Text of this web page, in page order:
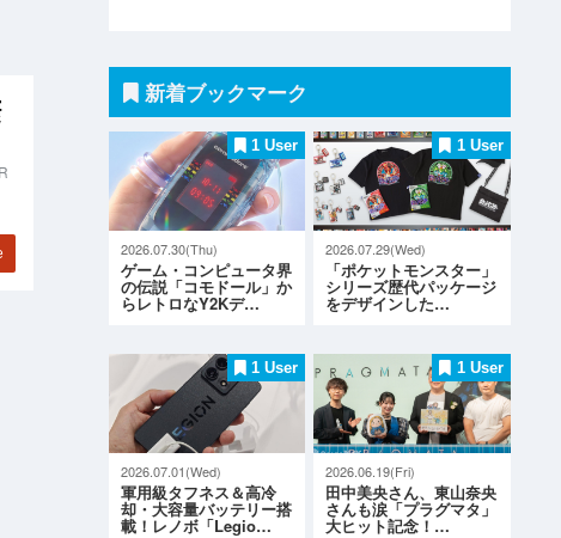
新着ブックマーク
1 User
2026.07.30(Thu)
ゲーム・コンピュータ界
の伝説「コモドール」か
らレトロなY2Kデ…
1 User
2026.07.29(Wed)
「ポケットモンスター」
シリーズ歴代パッケージ
をデザインした…
1 User
2026.07.01(Wed)
軍用級タフネス＆高冷
却・大容量バッテリー搭
載！レノボ「Legio…
1 User
2026.06.19(Fri)
田中美央さん、東山奈央
さんも涙「プラグマタ」
大ヒット記念！…